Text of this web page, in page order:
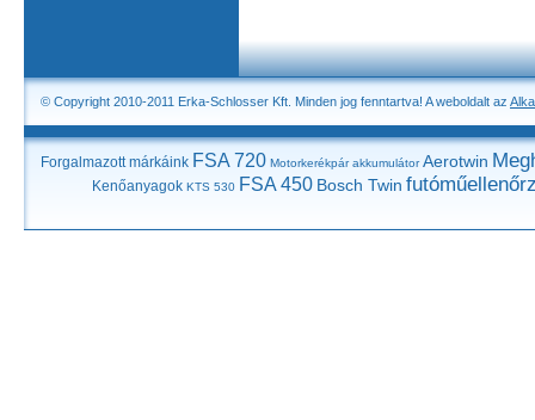
© Copyright 2010-2011 Erka-Schlosser Kft. Minden jog fenntartva! A weboldalt az
Forgalmazott márkáink FSA 720 Motorkerékpár akkumulátor Aerotwin
Kenőanyagok KTS 530 FSA 450 Bosch Twin